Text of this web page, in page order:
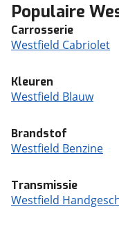
Populaire
Carrosserie
Westfield Cabriolet
Kleuren
Westfield Blauw
Brandstof
Westfield Benzine
Transmissie
Westfield